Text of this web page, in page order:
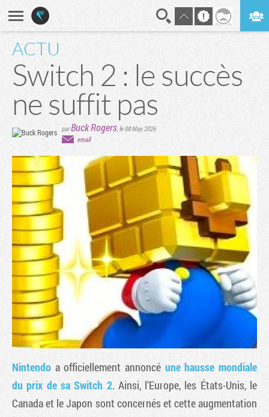
ACTU
Switch 2 : le succès
ne suffit pas
parBuck Rogers,le 08 May 2026
email
Nintendo a officiellement annoncé une hausse mondiale
du prix de sa Switch 2. Ainsi, l’Europe, les États-Unis, le
Canada et le Japon sont concernés et cette augmentation